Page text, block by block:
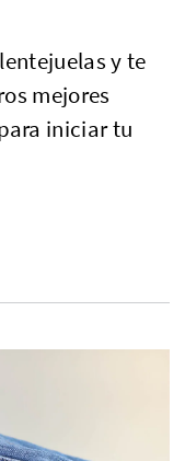
y te
mejores
iniciar tu